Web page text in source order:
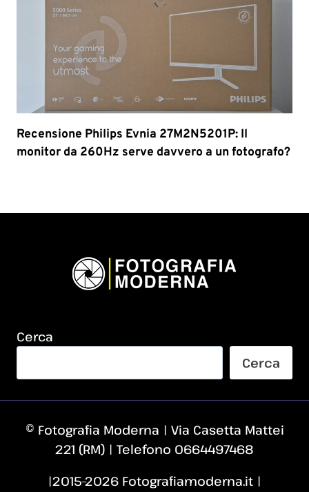
Recensione Philips Evnia 27M2N5201P: Il
monitor da 260Hz serve davvero a un fotografo?
Cerca
Cerca
© Fotografia Moderna | Via Casetta Mattei
221 (RM) | Telefono 0664497468
|2015–2026 Fotografiamoderna.it |